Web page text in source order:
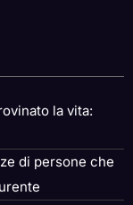
la vita:
di persone che